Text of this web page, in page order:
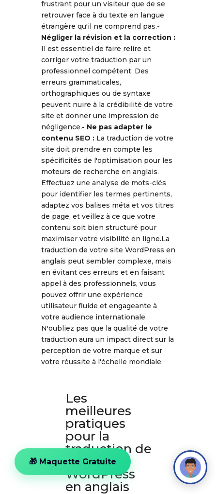
frustrant pour un visiteur que de se
retrouver face à du texte en langue
étrangère qu'il ne comprend pas.-
Négliger la révision et la correction :
Il est essentiel de faire relire et
corriger votre traduction par un
professionnel compétent. Des
erreurs grammaticales,
orthographiques ou de syntaxe
peuvent nuire à la crédibilité de votre
site et donner une impression de
négligence.- Ne pas adapter le
contenu SEO : La traduction de votre
site doit prendre en compte les
spécificités de l'optimisation pour les
moteurs de recherche en anglais.
Effectuez une analyse de mots-clés
pour identifier les termes pertinents,
adaptez vos balises méta et vos titres
de page, et veillez à ce que votre
contenu soit bien structuré pour
maximiser votre visibilité en ligne.La
traduction de votre site WordPress en
anglais peut sembler complexe, mais
en évitant ces erreurs et en faisant
appel à des professionnels, vous
pouvez offrir une expérience
utilisateur fluide et engageante à
votre audience internationale.
N'oubliez pas que la qualité de votre
traduction aura un impact direct sur la
perception de votre marque et sur
votre réussite à l'échelle mondiale.
Les
meilleures
pratiques
pour la
traduction de
votre site
WordPress
en anglais
🎁 Maquette Gratuite